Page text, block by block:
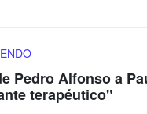
Pedro Alfonso a
terapéutico"